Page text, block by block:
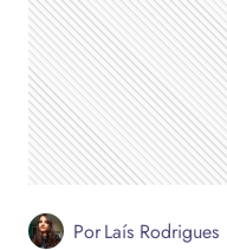
PorLaís Rodrigues